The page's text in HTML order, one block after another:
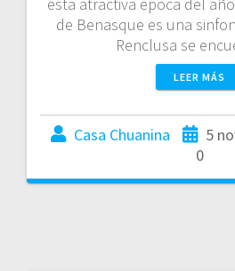
de Benasque es una
Renclusa se
LEER MÁS
Casa Chuanina
5
0